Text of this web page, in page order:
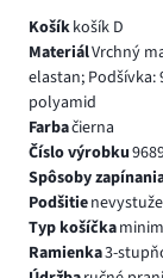
Košíkkošík D
MateriálVrchný
elastan; Podšívka:
polyamid
Farbačierna
Číslo výrobku
Spôsoby
Podšitie
Typ košíčka
Ramienka3-